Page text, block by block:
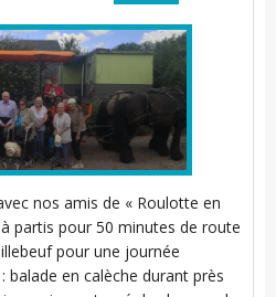
nos amis de « Roulotte en
partis pour 50 minutes de route
pour une journée
en calèche durant près